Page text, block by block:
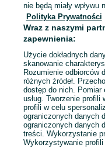
Mapa kategorii
Mapa miejscowości
Mapa ministron
Popularne wyszukiwania
nie będą miały wpływu
Polityka Prywatności
Wraz z naszymi
zapewnienia:
Użycie dokładnych
skanowanie
Rozumienie odbiorców
różnych źródeł.
dostęp do nich. Pomiar
usług. Tworzenie
profili w celu
ograniczonych danych
ograniczonych danych
treści. Wykorzystanie
Wykorzystywanie